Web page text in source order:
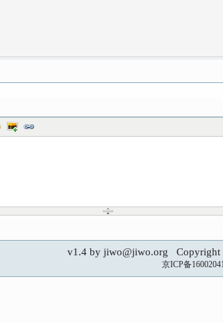
v1.4 by jiwo@jiwo.org
京ICP备